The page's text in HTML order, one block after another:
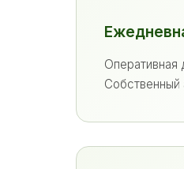
Оперативная
Собственный